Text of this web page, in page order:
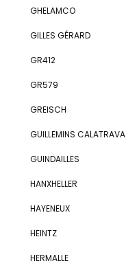
GHELAMCO
GILLES GÉRARD
GR412
GR579
GREISCH
GUILLEMINS CALATRAVA
GUINDAILLES
HANXHELLER
HAYENEUX
HEINTZ
HERMALLE